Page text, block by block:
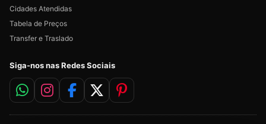
Cidades Atendidas
Tabela de Preços
Transfer e Traslado
Siga-nos nas Redes Sociais